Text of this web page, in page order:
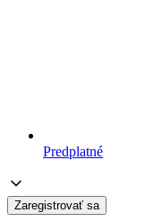
Predplatné
Zaregistrovať sa